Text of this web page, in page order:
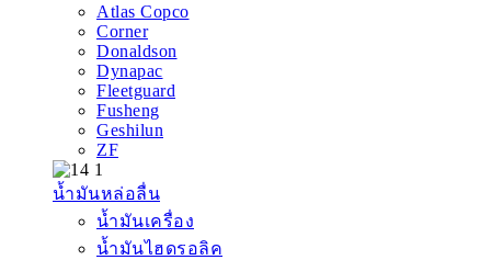
Atlas Copco
Corner
Donaldson
Dynapac
Fleetguard
Fusheng
Geshilun
ZF
น้ำมันหล่อลื่น
น้ำมันเครื่อง
น้ำมันไฮดรอลิค